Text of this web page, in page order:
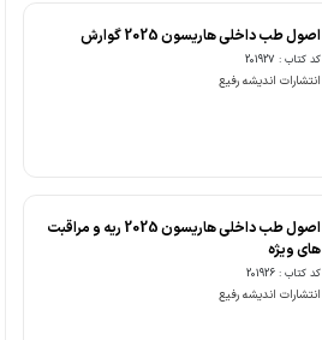
اصول طب داخلی هاریسون 2025 گوارش
کد کتاب : 201927
انتشارات اندیشه رفیع
اصول طب داخلی هاریسون 2025 ریه و مراقبت
های ویژه
کد کتاب : 201926
انتشارات اندیشه رفیع